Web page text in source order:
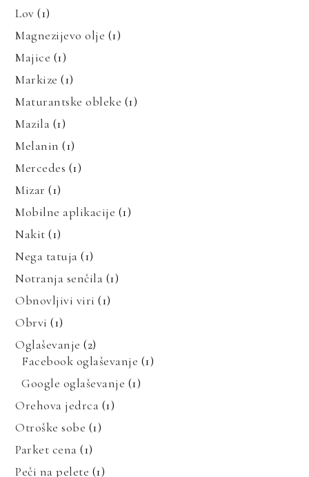
Lov (1)
Magnezijevo olje (1)
Majice (1)
Markize (1)
Maturantske obleke (1)
Mazila (1)
Melanin (1)
Mercedes (1)
Mizar (1)
Mobilne aplikacije (1)
Nakit (1)
Nega tatuja (1)
Notranja senčila (1)
Obnovljivi viri (1)
Obrvi (1)
Oglaševanje (2)
Facebook oglaševanje (1)
Google oglaševanje (1)
Orehova jedrca (1)
Otroške sobe (1)
Parket cena (1)
Peči na pelete (1)